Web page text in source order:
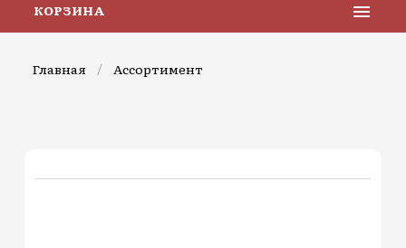
КОРЗИНА
Главная / Ассортимент